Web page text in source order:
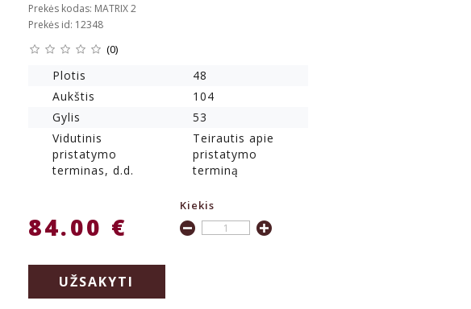
Prekės kodas: MATRIX 2
Prekės id: 12348
(0)
Plotis
48
Aukštis
104
Gylis
53
Vidutinis
pristatymo
terminas, d.d.
Teirautis apie
pristatymo
terminą
84.00 €
Kiekis
UŽSAKYTI